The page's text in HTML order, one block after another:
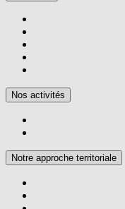
Nos activités
Notre approche territoriale